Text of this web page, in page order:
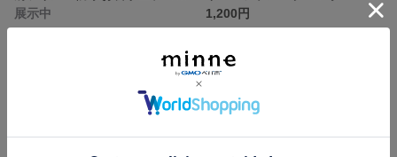
展示中
1,200円